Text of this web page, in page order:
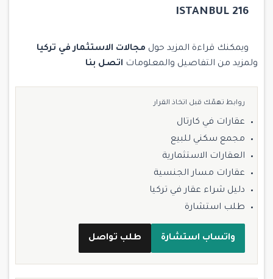
216 ISTANBUL
ويمكنك قراءة المزيد حول مجالات الاستثمار في تركيا
ولمزيد من التفاصيل والمعلومات اتصل بنا
روابط تهمّك قبل اتخاذ القرار
عقارات في كارتال
مجمع سكني للبيع
العقارات الاستثمارية
عقارات مسار الجنسية
دليل شراء عقار في تركيا
طلب استشارة
واتساب استشارة طلب تواصل